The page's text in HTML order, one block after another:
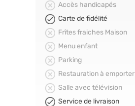
Accès handicapés
Carte de fidélité
Frîtes fraiches Maison
Menu enfant
Parking
Restauration à emporter
Salle avec télévision
Service de livraison